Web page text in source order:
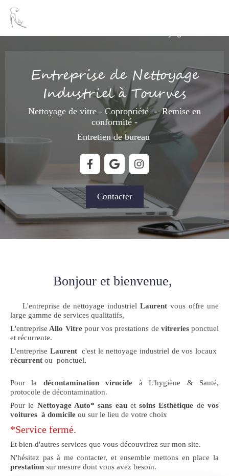
Entreprise de Nettoyage
Industriel à Tourves
Nettoyage de vitre - Copropriété - Remise en
conformité -
Entretien de bureau
Contacter
Bonjour et bienvenue,
L'entreprise de nettoyage industriel Laurent vous offre une
large gamme de services qualitatifs,
L'entreprise Allo Vitrepour vos prestations de vitreriesponctuel
et récurrente.
L'entreprise Laurentc'est le nettoyage industriel de vos locaux
récurrent ou ponctuel.
Pour la décontamination virucide à L'hygiène & Santé,
protocole de décontamination.
Pour le Nettoyage Auto* sans eauetsoins Esthétique devos
voitures à domicile ou sur le lieu de votre choix
*Service fermé.
Et bien d'autres services que vous découvrirez sur mon site.
N'hésitez pas à me contacter, et ensemble mettons en place la
prestation sur mesure dont vous avez besoin.